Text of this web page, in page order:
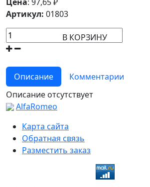
Артикул: 01803
В КОРЗИНУ
Описание
Комментарии
Описание отсутствует
AlfaRomeo
Карта сайта
Обратная связь
Разместить заказ